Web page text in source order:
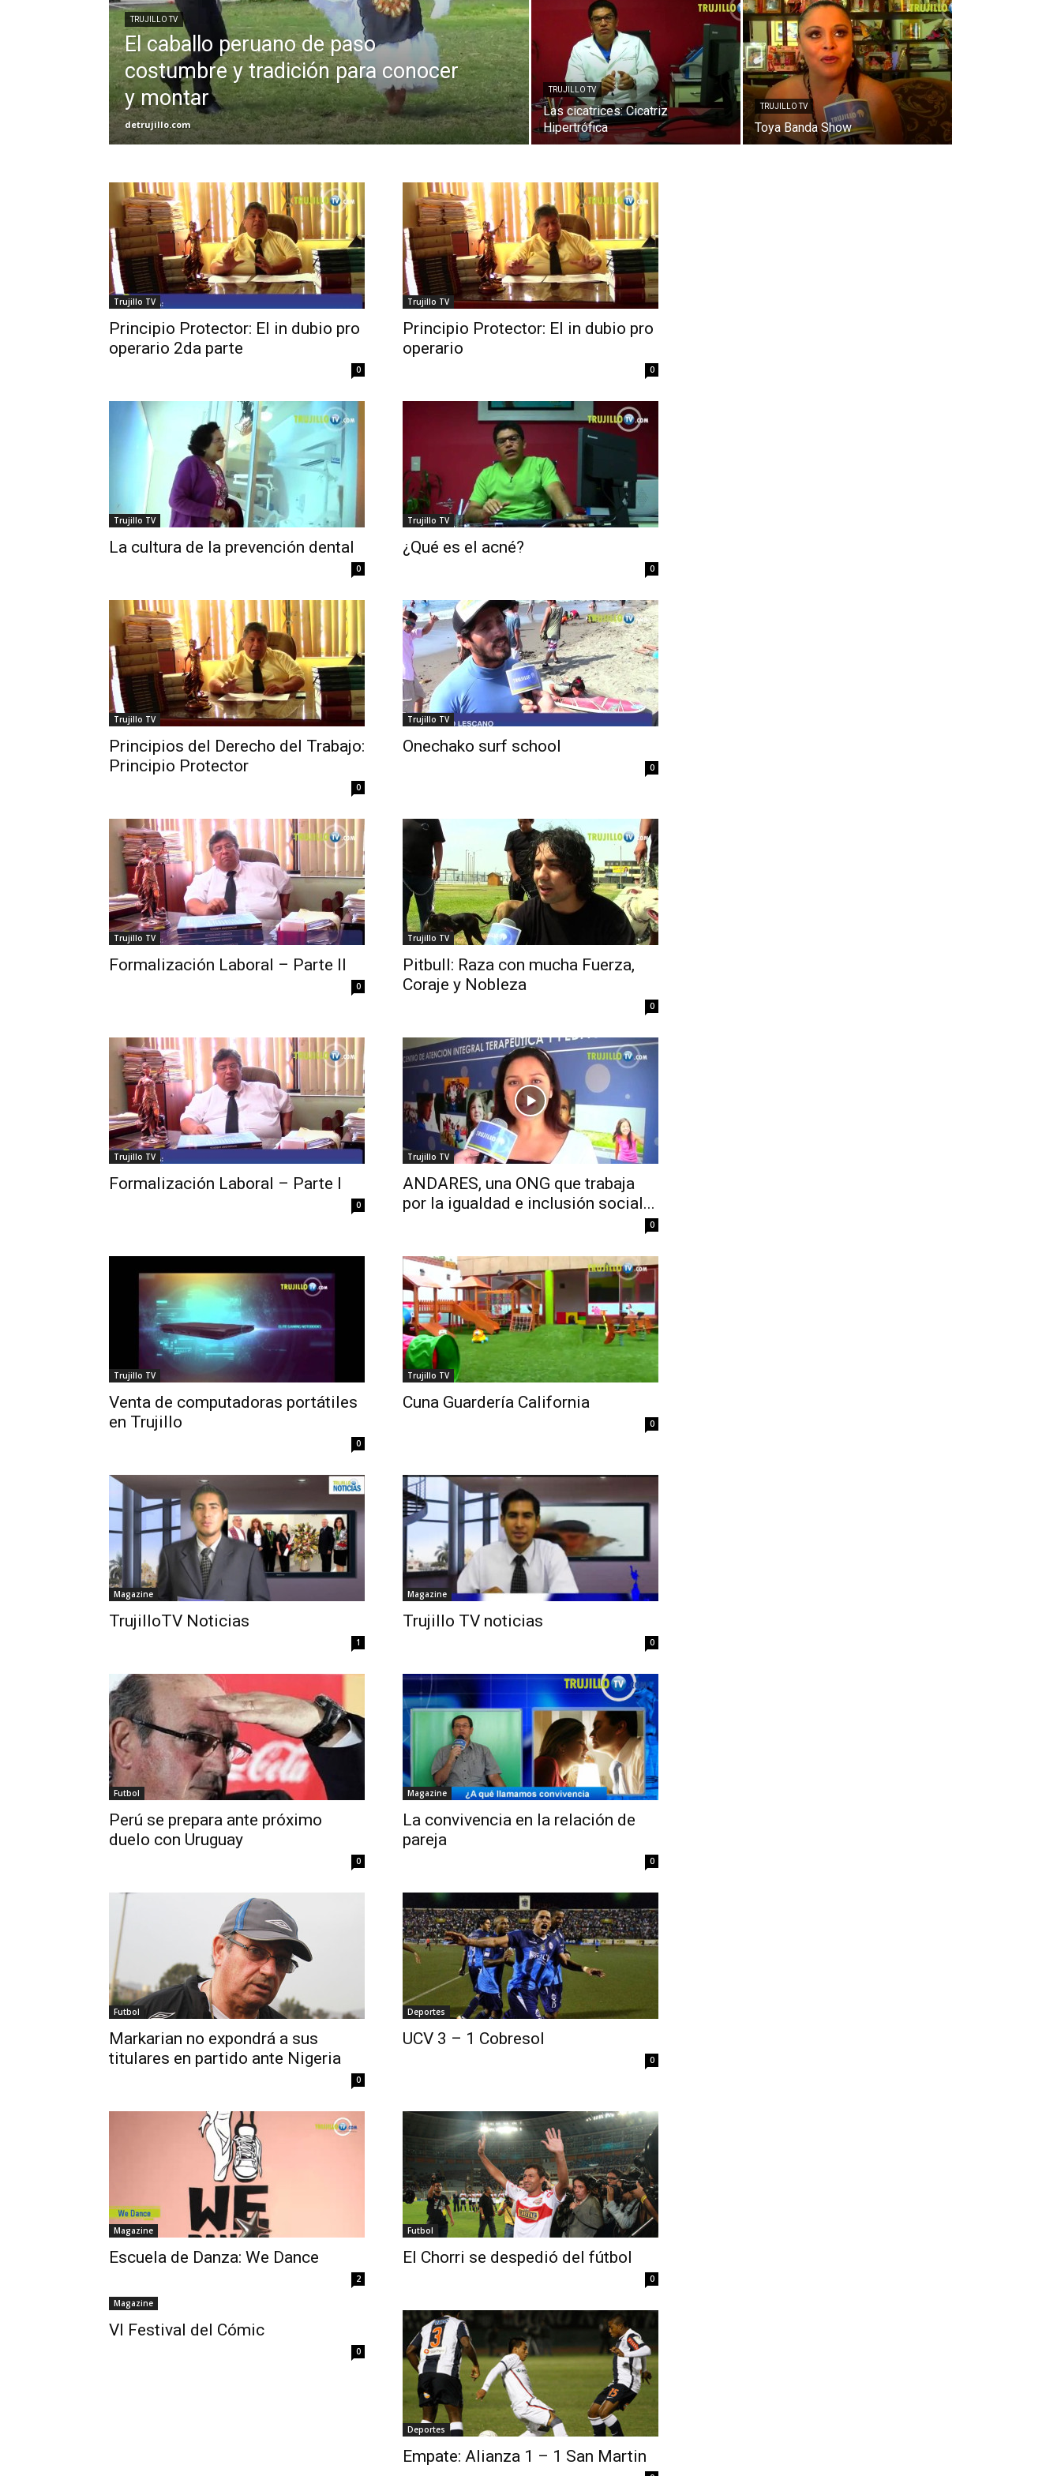
TRUJILLO TV
El caballo peruano de paso
costumbre y tradición para conocer
y montar
detrujillo.com
TRUJILLO TV
Las cicatrices: Cicatriz
Hipertrófica
TRUJILLO TV
Toya Banda Show
Trujillo TV
Principio Protector: El in dubio pro
operario 2da parte
0
Trujillo TV
Principio Protector: El in dubio pro
operario
0
Trujillo TV
La cultura de la prevención dental
0
Trujillo TV
¿Qué es el acné?
0
Trujillo TV
Principios del Derecho del Trabajo:
Principio Protector
0
Trujillo TV
Onechako surf school
0
Trujillo TV
Formalización Laboral – Parte II
0
Trujillo TV
Pitbull: Raza con mucha Fuerza,
Coraje y Nobleza
0
Trujillo TV
Formalización Laboral – Parte I
0
Trujillo TV
ANDARES, una ONG que trabaja
por la igualdad e inclusión social...
0
Trujillo TV
Venta de computadoras portátiles
en Trujillo
0
Trujillo TV
Cuna Guardería California
0
Magazine
TrujilloTV Noticias
1
Magazine
Trujillo TV noticias
0
Futbol
Perú se prepara ante próximo
duelo con Uruguay
0
Magazine
La convivencia en la relación de
pareja
0
Futbol
Markarian no expondrá a sus
titulares en partido ante Nigeria
0
Deportes
UCV 3 – 1 Cobresol
0
Magazine
Escuela de Danza: We Dance
2
Futbol
El Chorri se despedió del fútbol
0
Magazine
VI Festival del Cómic
0
Deportes
Empate: Alianza 1 – 1 San Martin